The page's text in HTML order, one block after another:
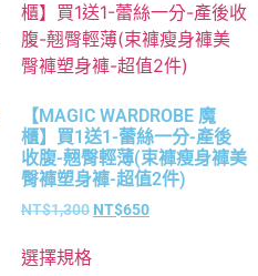
【MAGIC WARDROBE 魔
櫃】買1送1-蕾絲一分-產後
收腹-翹臀輕薄(束褲瘦身褲美
臀褲塑身褲-超值2件)
NT$1,300 NT$650
選擇規格